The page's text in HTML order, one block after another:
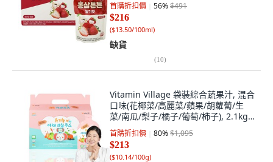
首購折扣價 56%$491
$216
($13.50/100ml)
缺貨
(10)
Vitamin Village 袋裝綜合蔬果汁, 混合
口味(花椰菜/高麗菜/蘋果/胡蘿蔔/生
菜/南瓜/梨子/橘子/葡萄/柿子), 2.1kg,
1箱
首購折扣價 80%$1,095
$213
($10.14/100g)